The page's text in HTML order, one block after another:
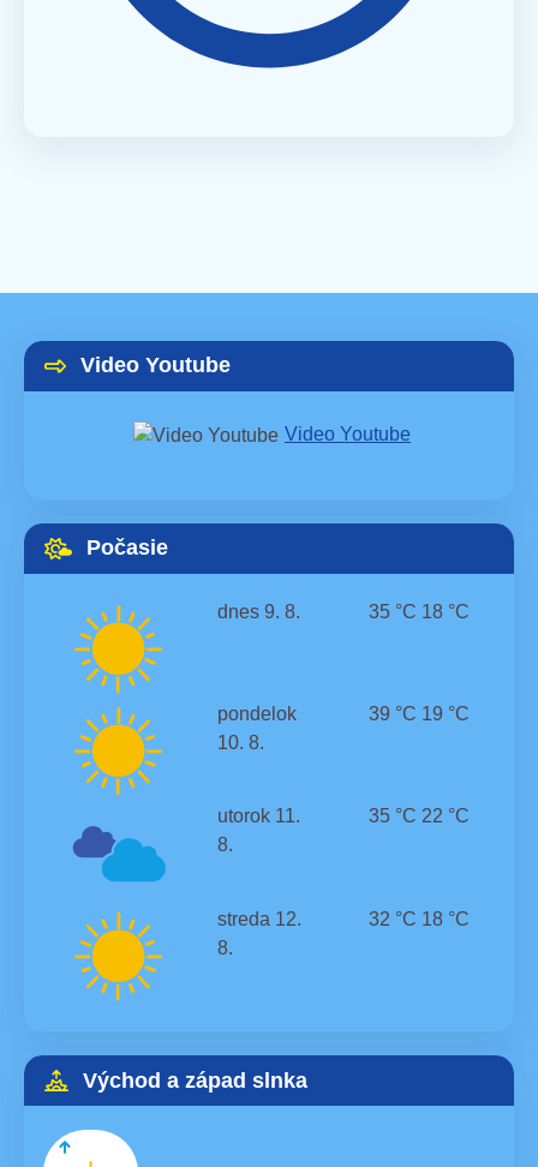
Video Youtube
Video Youtube
Počasie
dnes 9. 8. 35 °C 18 °C
pondelok
10. 8.
39 °C 19 °C
utorok 11.
8.
35 °C 22 °C
streda 12.
8.
32 °C 18 °C
Východ a západ slnka